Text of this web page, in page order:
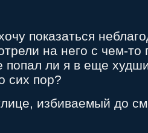
показаться
на него с чем-то
попал ли я в еще
сих пор?
избиваемый до